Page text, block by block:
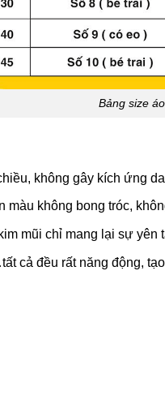
Bảng size
không gây kích ứng
màu không bong tróc,
mũi chỉ mang lại sự
cả đều rất năng động,